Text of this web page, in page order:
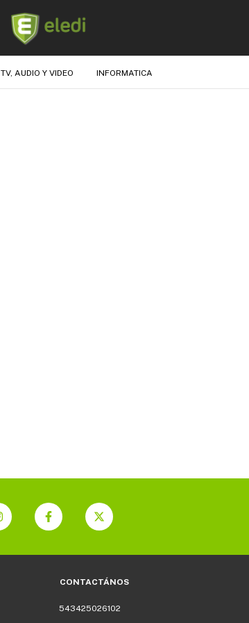
TV, AUDIO Y VIDEO INFORMATICA
CONTACTÁNOS
543425026102